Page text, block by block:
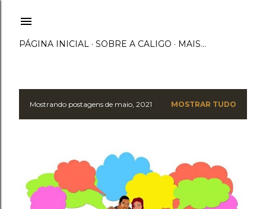
PÁGINA INICIAL SOBRE A CALIGO MAIS…
PMostrando postagens de maio, 2021 MOSTRAR TUDO